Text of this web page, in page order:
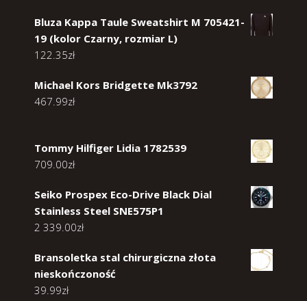
Bluza Kappa Taule Sweatshirt M 705421-
19 (kolor Czarny, rozmiar L)
122.35zł
Michael Kors Bridgette Mk3792
467.99zł
Tommy Hilfiger Lidia 1782539
709.00zł
Seiko Prospex Eco-Drive Black Dial
Stainless Steel SNE575P1
2 339.00zł
Bransoletka stal chirurgiczna złota
nieskończoność
39.99zł